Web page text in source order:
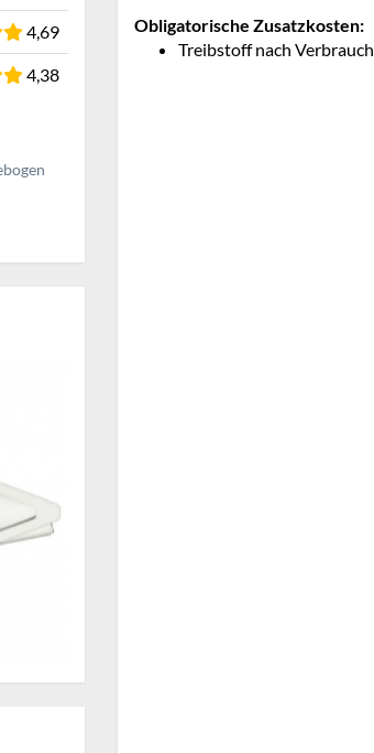
4,69
4,38
Obligatorische Zusatzkosten:
Treibstoff nach Verbrauch